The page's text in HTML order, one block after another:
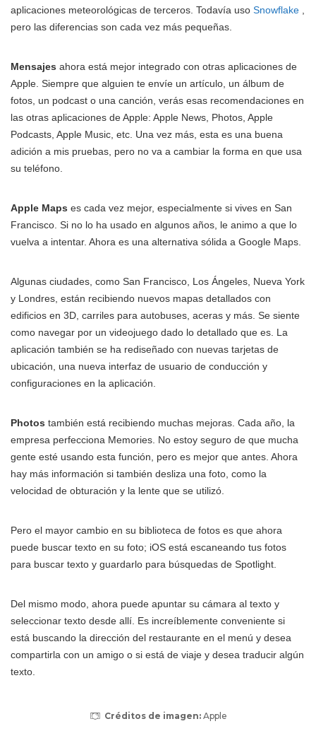
aplicaciones meteorológicas de terceros. Todavía uso Snowflake
pero las diferencias son cada vez más pequeñas.
Mensajes ahora está mejor integrado con otras aplicaciones de
Apple. Siempre que alguien te envíe un artículo, un álbum de
fotos, un podcast o una canción, verás esas recomendaciones en
las otras aplicaciones de Apple: Apple News, Photos, Apple
Podcasts, Apple Music, etc. Una vez más, esta es una buena
adición a mis pruebas, pero no va a cambiar la forma en que usa
su teléfono.
Apple Maps es cada vez mejor, especialmente si vives en San
Francisco. Si no lo ha usado en algunos años, le animo a que lo
vuelva a intentar. Ahora es una alternativa sólida a Google Maps.
Algunas ciudades, como San Francisco, Los Ángeles, Nueva York
y Londres, están recibiendo nuevos mapas detallados con
edificios en 3D, carriles para autobuses, aceras y más. Se siente
como navegar por un videojuego dado lo detallado que es. La
aplicación también se ha rediseñado con nuevas tarjetas de
ubicación, una nueva interfaz de usuario de conducción y
configuraciones en la aplicación.
Photos también está recibiendo muchas mejoras. Cada año, la
empresa perfecciona Memories. No estoy seguro de que mucha
gente esté usando esta función, pero es mejor que antes. Ahora
hay más información si también desliza una foto, como la
velocidad de obturación y la lente que se utilizó.
Pero el mayor cambio en su biblioteca de fotos es que ahora
puede buscar texto en su foto; iOS está escaneando tus fotos
para buscar texto y guardarlo para búsquedas de Spotlight.
Del mismo modo, ahora puede apuntar su cámara al texto y
seleccionar texto desde allí. Es increíblemente conveniente si
está buscando la dirección del restaurante en el menú y desea
compartirla con un amigo o si está de viaje y desea traducir algún
texto.
Créditos de imagen:Apple